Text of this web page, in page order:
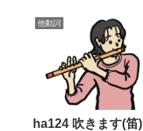
他動詞
ha124 吹きます(笛)